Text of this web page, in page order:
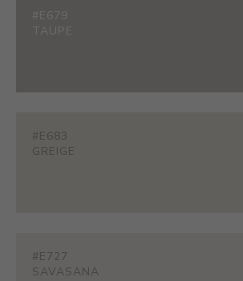
#E679
TAUPE
#E683
GREIGE
#E727
SAVASANA